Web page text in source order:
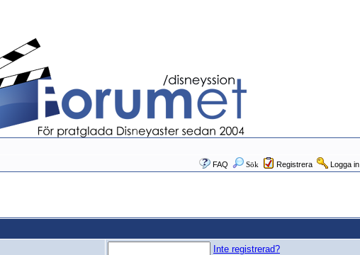
FAQ
Sök Registrera Logga in
Inte registrerad?